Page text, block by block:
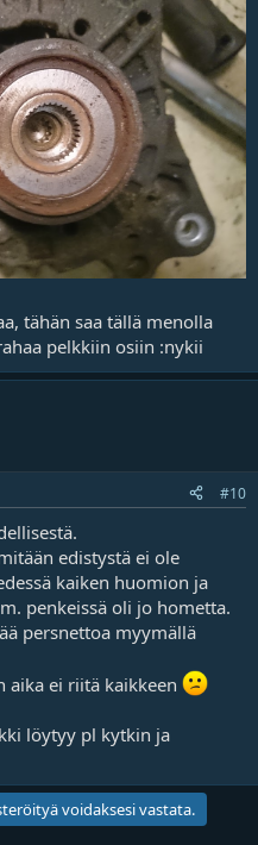
tähän saa tällä menolla
pelkkiin osiin :nykii
#10
edistystä ei ole
kaiken huomion ja
penkeissä oli jo hometta.
persnettoa myymällä
aika ei riitä kaikkeen
löytyy pl kytkin ja
voidaksesi vastata.